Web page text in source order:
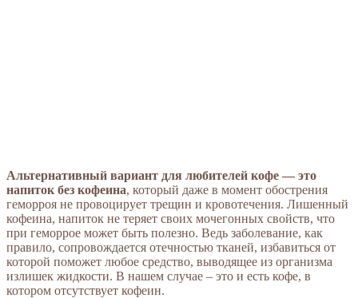
Альтернативный вариант для любителей кофе — это
напиток без кофеина, который даже в момент обострения
геморроя не провоцирует трещин и кровотечения. Лишенный
кофеина, напиток не теряет своих мочегонных свойств, что
при геморрое может быть полезно. Ведь заболевание, как
правило, сопровождается отечностью тканей, избавиться от
которой поможет любое средство, выводящее из организма
излишек жидкости. В нашем случае – это и есть кофе, в
котором отсутствует кофеин.